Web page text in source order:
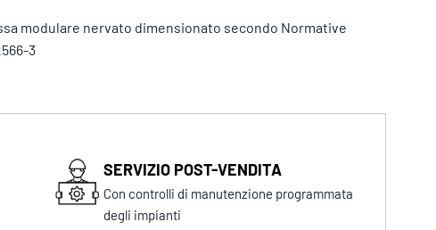
modulare nervato dimensionato secondo Normative
3
SERVIZIO POST-VENDITA
Con controlli di manutenzione programmata
degli impianti